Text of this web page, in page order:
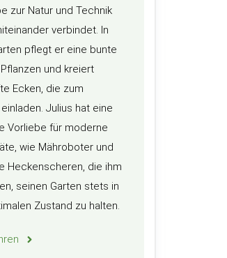
zur Natur und Technik
verbindet. In
pflegt er eine bunte
und kreiert
Ecken, die zum
Julius hat eine
Vorliebe für moderne
wie Mähroboter und
Heckenscheren, die ihm
seinen Garten stets in
Zustand zu halten.